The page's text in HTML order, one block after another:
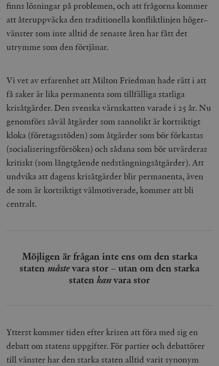
finns lösningar på problemen, och att frågorna kommer
att återuppväcka den traditionella konfliktlinjen höger–
vänster som inte alltid de senaste åren har fått det
utrymme som den förtjänar.
Vi vet av erfarenhet att Milton Friedman hade rätt i att
få saker är lika permanenta som tillfälliga statliga
krisåtgärder. Den svenska värnskatten varade i 25 år. Nu
genomförs såväl åtgärder som sannolikt är kortsiktigt
kloka (företagsstöden) som åtgärder som bör förkastas
(socialiseringsförsöken) och sådana som bör utvärderas
kritiskt (som långtgående nedstängningsåtgärder). Att
undvika att dagens krisåtgärder blir permanenta, även
de som är kortsiktigt välmotiverade, kommer att bli
centralt.
Möjligen är frågan inte ens om den starka
staten måstevara stor – utan om den starka
staten kanvara stor
Ytterst kommer tiden efter krisen att föra med sig en
debatt om statens uppgifter. För partier och debattörer
till vänster har den starka staten alltid varit synonym